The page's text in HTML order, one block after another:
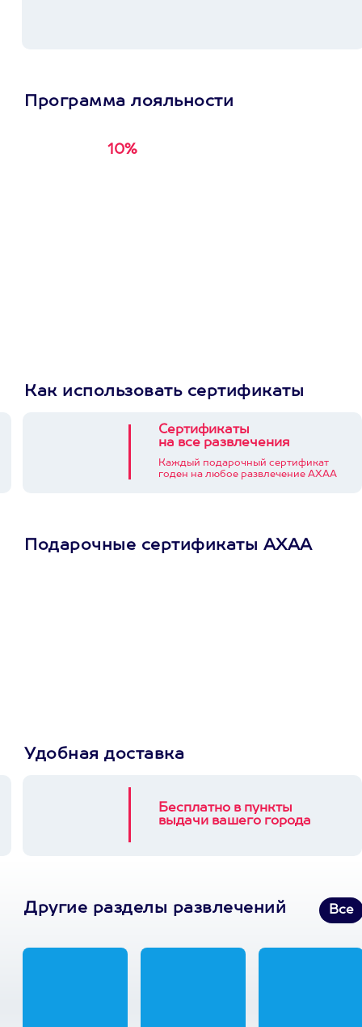
Программа лояльности
10%
Как использовать сертификаты
Сертификаты
на все развлечения
Каждый подарочный сертификат
годен на любое развлечение АХАА
Подарочные сертификаты АХАА
Удобная доставка
Бесплатно в пункты
выдачи вашего города
Другие разделы развлечений Все